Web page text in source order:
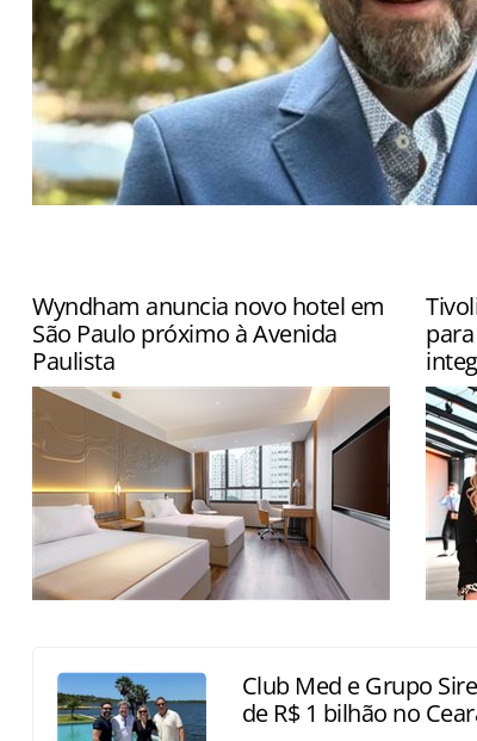
Wyndham anuncia novo hotel em
São Paulo próximo à Avenida
Paulista
eventos e fitness center
Club Med e Grupo
de R$ 1 bilhão no